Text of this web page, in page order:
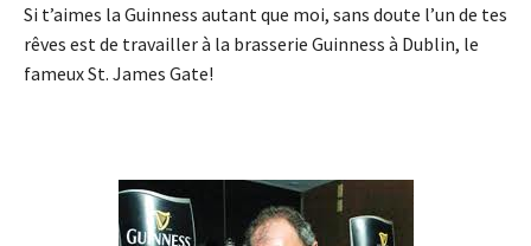
Si t’aimes la Guinness autant que moi, sans doute l’un de tes
rêves est de travailler à la brasserie Guinness à Dublin, le
fameux St. James Gate!